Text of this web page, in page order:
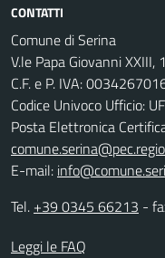
CONTATTI
Comune di Serina
V.le Papa Giovanni
C.F. e P. IVA:
Codice Univoco Ufficio:
Posta Elettronica
E-mail:
Tel. +39 0345 66213 -
Leggi le FAQ